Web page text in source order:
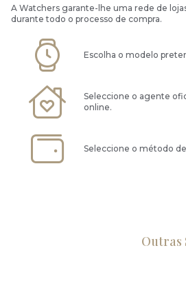
A Watchers garante-lhe uma rede de
durante todo o processo de compra.
Escolha o modelo
Seleccione o agente
online.
Seleccione o método
Outras